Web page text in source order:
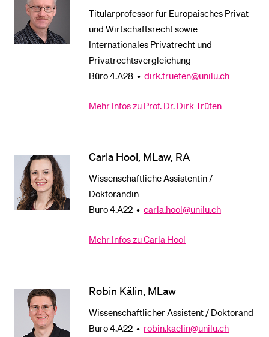
Titularprofessor für Europäisches Privat-
und Wirtschaftsrecht sowie
Internationales Privatrecht und
Privatrechtsvergleichung
Büro 4.A28 • dirk.trueten@unilu.ch
Mehr Infos zu Prof. Dr. Dirk Trüten
Carla Hool, MLaw, RA
Wissenschaftliche Assistentin /
Doktorandin
Büro 4.A22 • carla.hool@unilu.ch
Mehr Infos zu Carla Hool
Robin Kälin, MLaw
Wissenschaftlicher Assistent / Doktorand
Büro 4.A22 • robin.kaelin@unilu.ch
Bibliothek
Sportangebot
Menuplan Mensa
Anmeldung und Zulassung